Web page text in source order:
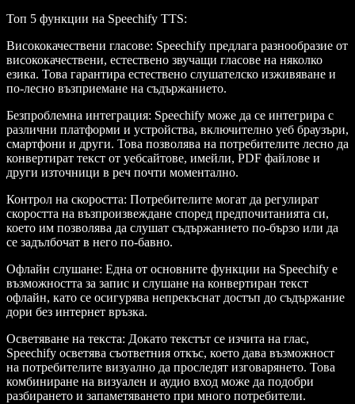
Топ 5 функции на Speechify TTS:
Висококачествени гласове: Speechify предлага разнообразие от
висококачествени, естествено звучащи гласове на няколко
езика. Това гарантира естествено слушателско изживяване и
по-лесно възприемане на съдържанието.
Безпроблемна интеграция: Speechify може да се интегрира с
различни платформи и устройства, включително уеб браузъри,
смартфони и други. Това позволява на потребителите лесно да
конвертират текст от уебсайтове, имейли, PDF файлове и
други източници в реч почти моментално.
Контрол на скоростта: Потребителите могат да регулират
скоростта на възпроизвеждане според предпочитанията си,
което им позволява да слушат съдържанието по-бързо или да
се задълбочат в него по-бавно.
Офлайн слушане: Една от основните функции на Speechify е
възможността за запис и слушане на конвертиран текст
офлайн, като се осигурява непрекъснат достъп до съдържание
дори без интернет връзка.
Осветяване на текста: Докато текстът се изчита на глас,
Speechify осветява съответния откъс, което дава възможност
на потребителите визуално да проследят изговарянето. Това
комбиниране на визуален и аудио вход може да подобри
разбирането и запаметяването при много потребители.